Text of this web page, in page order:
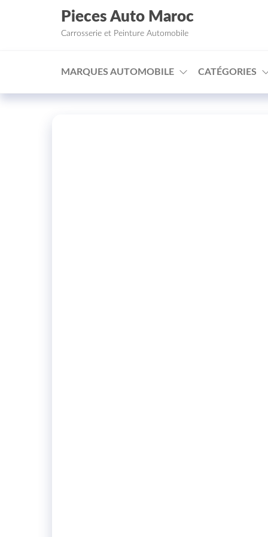
Aller au contenu
Pieces Auto Maroc
Carrosserie et Peinture Automobile
MARQUES AUTOMOBILE CATÉGORIES